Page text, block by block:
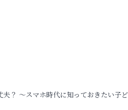
夫？ ～スマホ時代に知っておきたい子